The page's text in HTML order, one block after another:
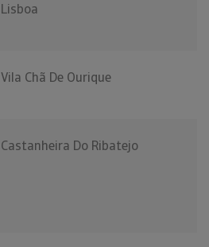
Lisboa
Vila Chã De Ourique
Castanheira Do Ribatejo